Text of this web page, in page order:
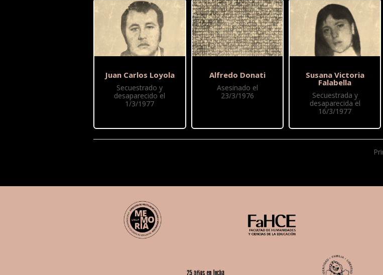
Juan Carlos Loyola
Secuestrado y
desaparecido el
1/3/1977
Alfredo Donati
Asesinado el
23/3/1976
Susana Victoria
Falabella
Secuestrada y
desaparecida el
16/3/1977